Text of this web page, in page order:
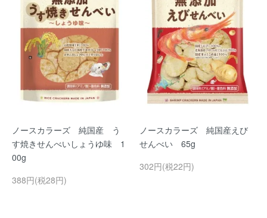
ノースカラーズ 純国産 う
す焼きせんべいしょうゆ味 1
00g
388円(税28円)
ノースカラーズ 純国産えび
せんべい 65g
302円(税22円)